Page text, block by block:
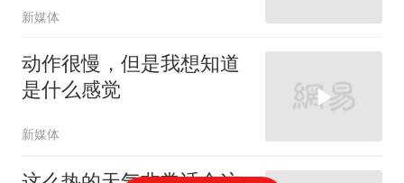
新媒体
动作很慢，但是我想知道
是什么感觉
新媒体